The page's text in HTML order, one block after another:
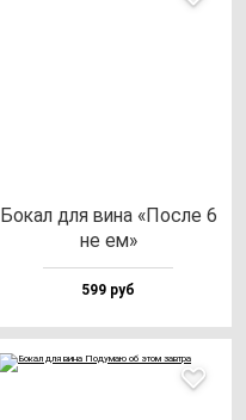
Бокал для ви­на «Пос­ле 6
не ем»
599 руб